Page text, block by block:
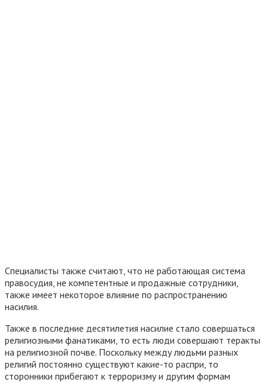
Специалисты также считают, что не работающая система
правосудия, не компетентные и продажные сотрудники,
также имеет некоторое влияние по распространению
насилия.
Также в последние десятилетия насилие стало совершаться
религиозными фанатиками, то есть люди совершают теракты
на религиозной почве. Поскольку между людьми разных
религий постоянно существуют какие-то распри, то
сторонники прибегают к терроризму и другим формам